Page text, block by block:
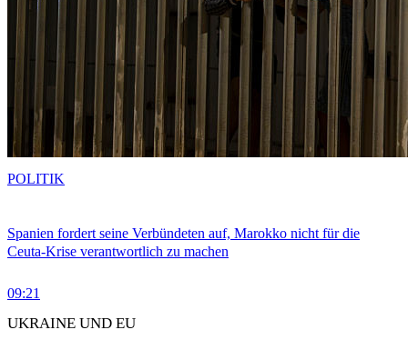
Spanien fordert seine Verbündeten auf, Marokko nicht für die
Ceuta-Krise verantwortlich zu machen
09:21
POLITIK
UKRAINE UND EU